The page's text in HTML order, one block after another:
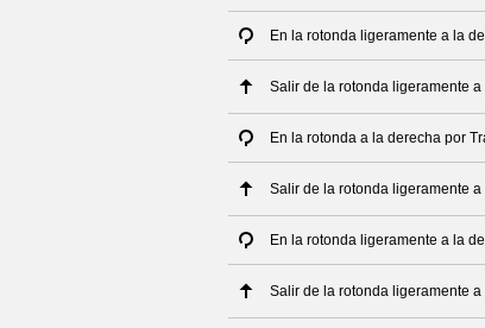
En la rotonda ligeramente a la
Salir de la rotonda ligeramente
En la rotonda a la derecha por
Salir de la rotonda ligeramente
En la rotonda ligeramente a la
Salir de la rotonda ligeramente